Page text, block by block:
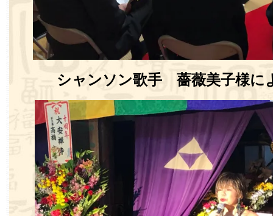
シャンソン歌手 薔薇美子様に